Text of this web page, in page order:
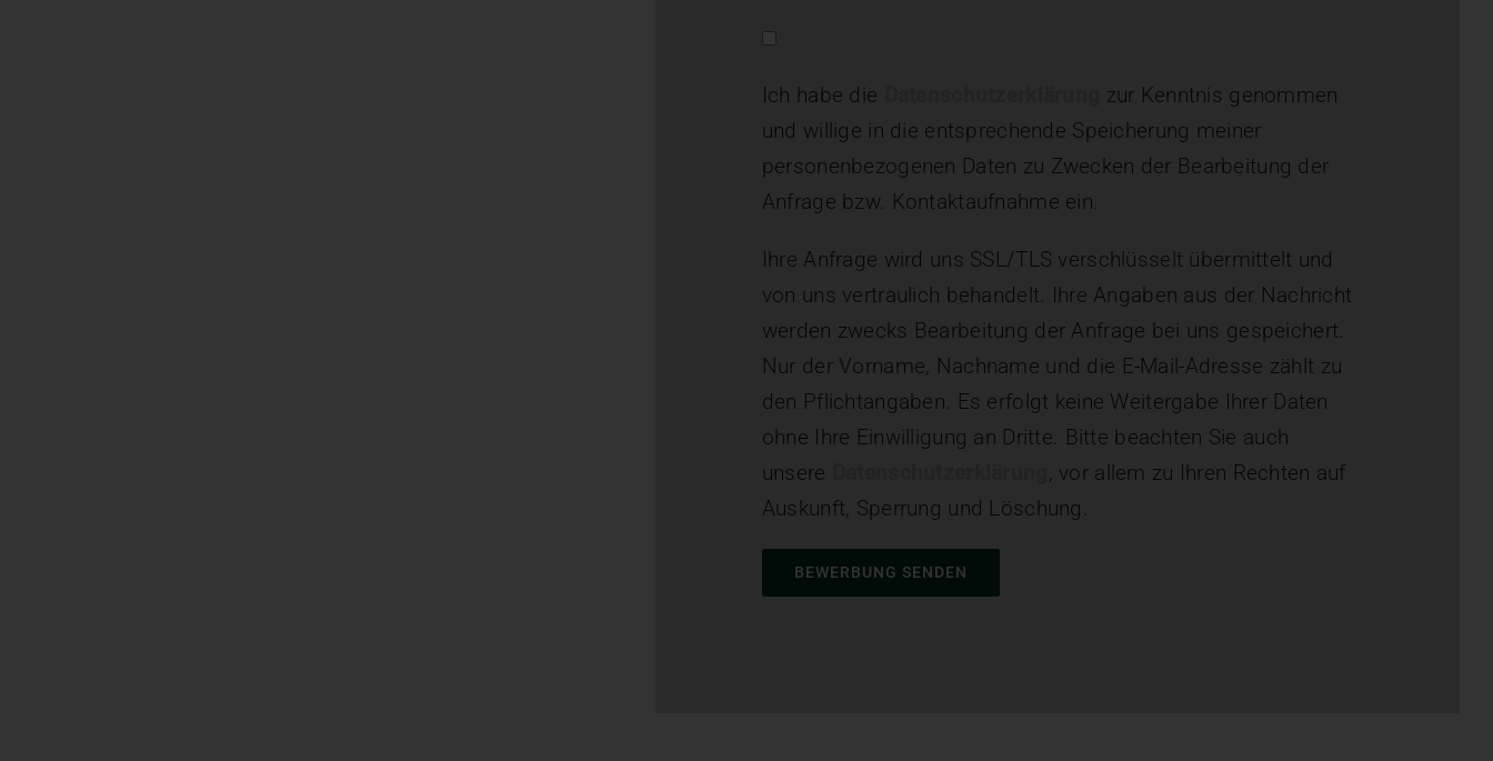
Ich habe die
zur Kenntnis genommen
und willige in die entsprechende Speicherung meiner
personenbezogenen Daten zu Zwecken der Bearbeitung der
Anfrage bzw. Kontaktaufnahme ein.
Ihre Anfrage wird uns SSL/TLS verschlüsselt übermittelt und
von uns vertraulich behandelt. Ihre Angaben aus der Nachricht
werden zwecks Bearbeitung der Anfrage bei uns gespeichert.
Nur der Vorname, Nachname und die E-Mail-Adresse zählt zu
den Pflichtangaben. Es erfolgt keine Weitergabe Ihrer Daten
ohne Ihre Einwilligung an Dritte. Bitte beachten Sie auch
unsere
, vor allem zu Ihren Rechten auf
Auskunft, Sperrung und Löschung.
Bitte lasse dieses Feld leer.